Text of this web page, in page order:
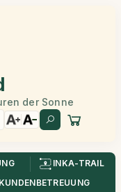
der Sonne
INKA-TRAIL
KUNDENBETREUUNG